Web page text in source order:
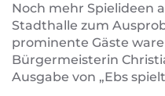
Noch mehr Spielideen
Stadthalle zum
prominente Gäste
Bürgermeisterin
Ausgabe von „Ebs